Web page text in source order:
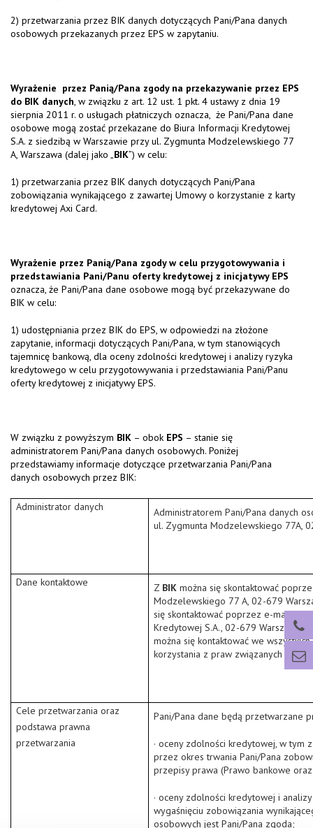
2) przetwarzania przez BIK danych dotyczących Pani/Pana danych
osobowych przekazanych przez EPS w zapytaniu.
Wyrażenie przez Panią/Pana zgody na przekazywanie przez EPS
do BIK danych, w związku z art. 12 ust. 1 pkt. 4 ustawy z dnia 19
sierpnia 2011 r. o usługach płatniczych oznacza, że Pani/Pana dane
osobowe mogą zostać przekazane do Biura Informacji Kredytowej
S.A. z siedzibą w Warszawie przy ul. Zygmunta Modzelewskiego 77
A, Warszawa (dalej jako „BIK”) w celu:
1) przetwarzania przez BIK danych dotyczących Pani/Pana
zobowiązania wynikającego z zawartej Umowy o korzystanie z karty
kredytowej Axi Card.
Wyrażenie przez Panią/Pana zgody w celu przygotowywania i
przedstawiania Pani/Panu oferty kredytowej z inicjatywy EPS
oznacza, że Pani/Pana dane osobowe mogą być przekazywane do
BIK w celu:
1) udostępniania przez BIK do EPS, w odpowiedzi na złożone
zapytanie, informacji dotyczących Pani/Pana, w tym stanowiących
tajemnicę bankową, dla oceny zdolności kredytowej i analizy ryzyka
kredytowego w celu przygotowywania i przedstawiania Pani/Panu
oferty kredytowej z inicjatywy EPS.
W związku z powyższym BIK – obok EPS – stanie się
administratorem Pani/Pana danych osobowych. Poniżej
przedstawiamy informacje dotyczące przetwarzania Pani/Pana
danych osobowych przez BIK:
Administrator danych
Administratorem Pani/Pana danych
ul. Zygmunta Modzelewskiego 77A,
Dane kontaktowe Z BIK można się skontaktować
Modzelewskiego 77 A, 02-679
się skontaktować poprzez e-mail:
Kredytowej S.A., 02-679 Warszawa,
można się kontaktować we
korzystania z praw związanych z
Cele przetwarzania oraz
podstawa prawna
przetwarzania
Pani/Pana dane będą przetwarzane
· oceny zdolności kredytowej, w tym
przez okres trwania Pani/Pana
przepisy prawa (Prawo bankowe
· oceny zdolności kredytowej i
wygaśnięciu zobowiązania
osobowych jest Pani/Pana zgoda;